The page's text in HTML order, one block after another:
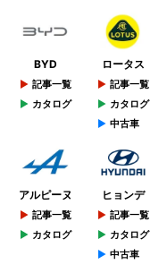
BYD
記事一覧
カタログ
ロータス
記事一覧
カタログ
中古車
アルピーヌ
記事一覧
カタログ
ヒョンデ
記事一覧
カタログ
中古車